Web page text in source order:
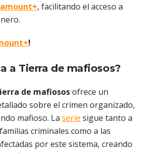
, facilitando el acceso a
!
a Tierra de mafiosos?
de mafiososofrece un
sobre el crimen organizado,
mafioso. La serie sigue tanto a
criminales como a las
por este sistema, creando